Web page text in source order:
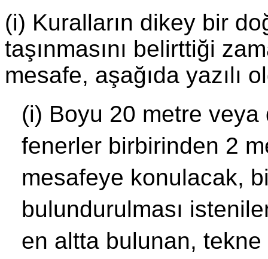
(i) Kuralların dikey bir
taşınmasını belirttiği
mesafe, aşağıda yazılı
(i) Boyu 20 metre
fenerler birbirinden 2
mesafeye konulacak,
bulundurulması
en altta bulunan,